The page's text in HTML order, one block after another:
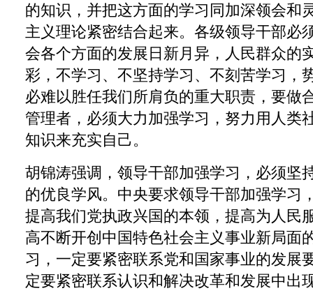
的知识，并把这方面的学习同加深领会和
主义理论紧密结合起来。各级领导干部必
会各个方面的发展日新月异，人民群众的
彩，不学习、不坚持学习、不刻苦学习，
必难以胜任我们所肩负的重大职责，要做
管理者，必须大力加强学习，努力用人类
知识来充实自己。
胡锦涛强调，领导干部加强学习，必须坚
的优良学风。中央要求领导干部加强学习
提高我们党执政兴国的本领，提高为人民
高不断开创中国特色社会主义事业新局面
习，一定要紧密联系党和国家事业的发展
定要紧密联系认识和解决改革和发展中出